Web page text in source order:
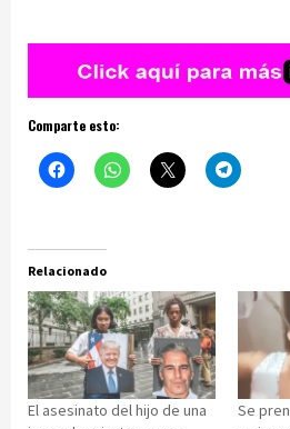
Comparte esto:
Relacionado
El asesinato del hijo de una
Se